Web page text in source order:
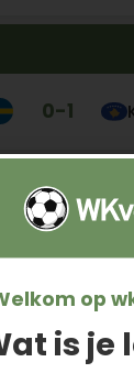
0-1
op
is je